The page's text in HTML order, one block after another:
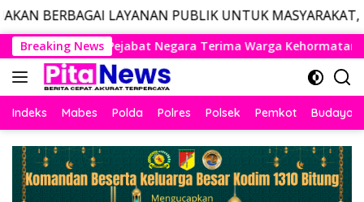
PUBLIK UNTUK MASYARAKAT, LAYANAN
Langsung
ke
konten
Breaking News
Warga Kehormatan dan Brevet Korps Marinir
Indeks Mabes Polda Polres Polsek Pemkot Budaya